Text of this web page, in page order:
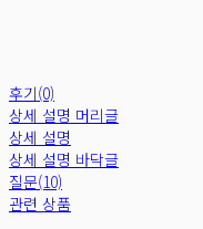
후기(0)
상세 설명 머리글
상세 설명
상세 설명 바닥글
질문(10)
관련 상품